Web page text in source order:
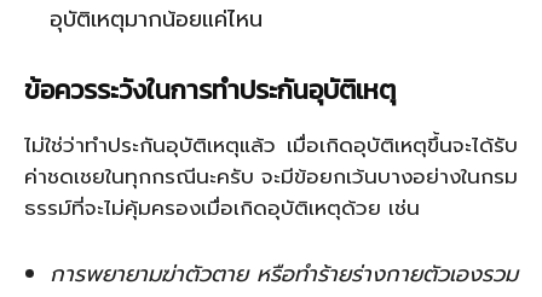
อุบัติเหตุมากน้อยแค่ไหน
ข้อควรระวังในการทำประกันอุบัติเหตุ
ไม่ใช่ว่าทำประกันอุบัติเหตุแล้ว เมื่อเกิดอุบัติเหตุขึ้นจะได้รับ
ค่าชดเชยในทุกกรณีนะครับ จะมีข้อยกเว้นบางอย่างในกรม
ธรรม์ที่จะไม่คุ้มครองเมื่อเกิดอุบัติเหตุด้วย เช่น
การพยายามฆ่าตัวตาย หรือทำร้ายร่างกายตัวเองรวม